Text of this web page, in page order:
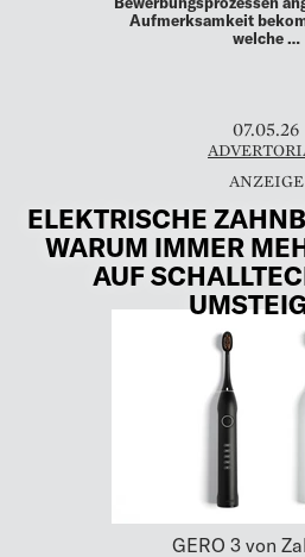
Aufmerksamkeit
welche …
07.05.26
ELEKTRISCHE
WARUM IMMER
AUF
GERO 3 von